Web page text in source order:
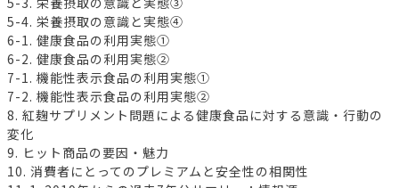
5-4. 栄養摂取の意識と実態④
6-1. 健康食品の利用実態①
6-2. 健康食品の利用実態②
7-1. 機能性表示食品の利用実態①
7-2. 機能性表示食品の利用実態②
8. 紅麹サプリメント問題による健康食品に対する意識・行動の
変化
9. ヒット商品の要因・魅力
10. 消費者にとってのプレミアムと安全性の相関性